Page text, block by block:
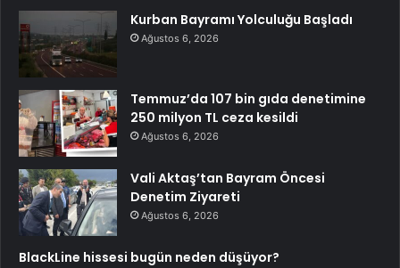
Kurban Bayramı Yolculuğu Başladı
Ağustos 6, 2026
Temmuz’da 107 bin gıda denetimine
250 milyon TL ceza kesildi
Ağustos 6, 2026
Vali Aktaş’tan Bayram Öncesi
Denetim Ziyareti
Ağustos 6, 2026
BlackLine hissesi bugün neden düşüyor?